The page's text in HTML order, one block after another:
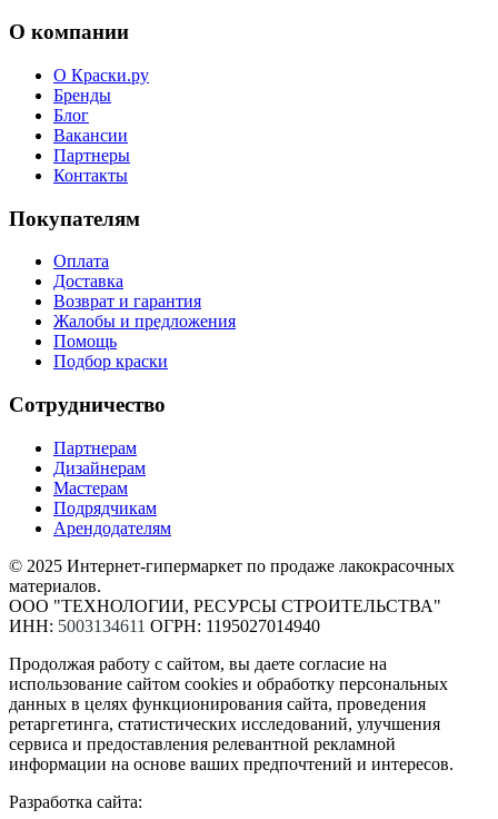
О компании
О Краски.ру
Бренды
Блог
Вакансии
Партнеры
Контакты
Покупателям
Оплата
Доставка
Возврат и гарантия
Жалобы и предложения
Помощь
Подбор краски
Сотрудничество
Партнерам
Дизайнерам
Мастерам
Подрядчикам
Арендодателям
© 2025 Интернет-гипермаркет по продаже лакокрасочных
материалов.
ООО "ТЕХНОЛОГИИ, РЕСУРСЫ СТРОИТЕЛЬСТВА"
ИНН: 5003134611 ОГРН: 1195027014940
Продолжая работу с сайтом, вы даете согласие на
использование сайтом cookies и обработку персональных
данных в целях функционирования сайта, проведения
ретаргетинга, статистических исследований, улучшения
сервиса и предоставления релевантной рекламной
информации на основе ваших предпочтений и интересов.
Разработка сайта: